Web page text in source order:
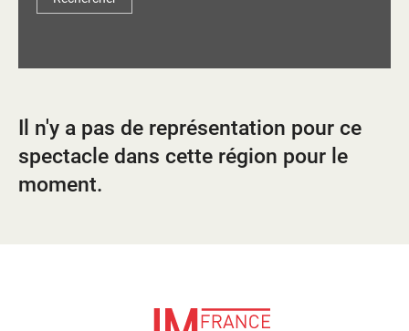
d'information
Ressources adhérents
Réalisations
Il n'y a pas de représentation pour ce
spectacle dans cette région pour le
moment.